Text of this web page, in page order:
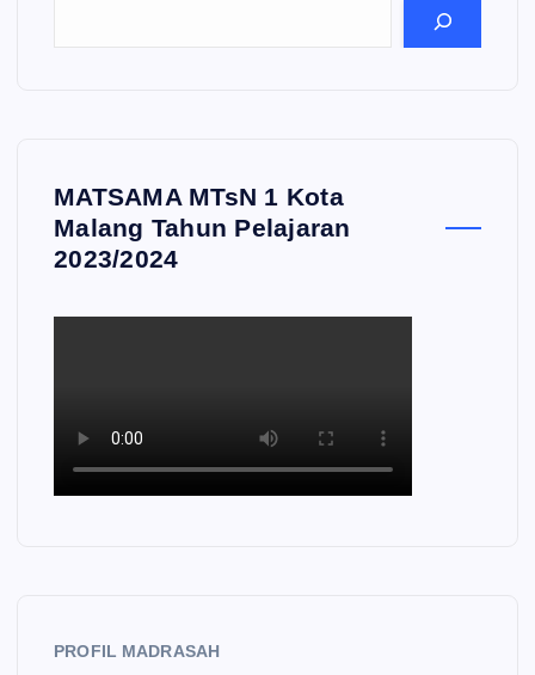
MATSAMA MTsN 1 Kota
Malang Tahun Pelajaran
2023/2024
PROFIL MADRASAH